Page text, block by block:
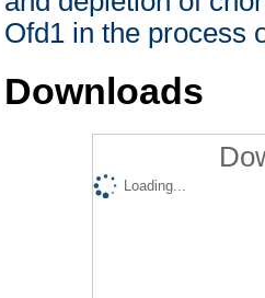
Ofd1 in the process
Downloads
Loading...